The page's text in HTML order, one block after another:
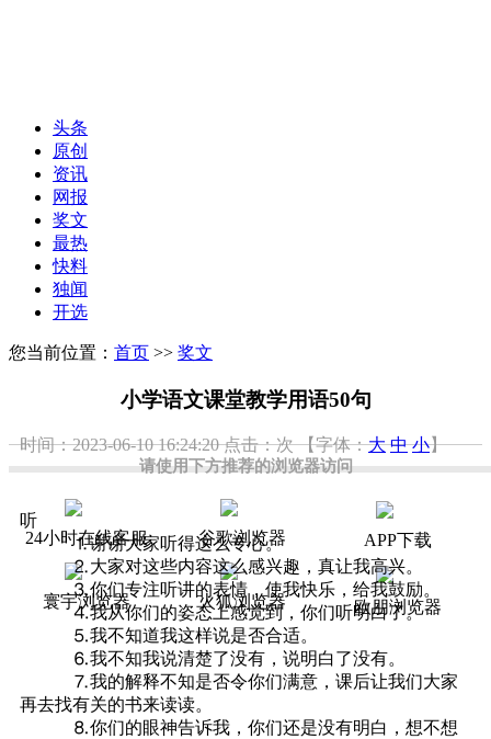
请使用下方推荐的浏览器访问
24小时在线客服 谷歌浏览器 APP下载
寰宇浏览器 火狐浏览器 欧朋浏览器
头条
原创
资讯
网报
奖文
最热
快料
独闻
开选
您当前位置： 首页 >> 奖文
小学语文课堂教学用语50句
时间：2023-06-10 16:24:20点击：次 【字体：大 中 小】
听
⒈谢谢大家听得这么专心。
⒉大家对这些内容这么感兴趣，真让我高兴。
⒊你们专注听讲的表情，使我快乐，给我鼓励。
⒋我从你们的姿态上感觉到，你们听明白了。
⒌我不知道我这样说是否合适。
⒍我不知我说清楚了没有，说明白了没有。
⒎我的解释不知是否令你们满意，课后让我们大家
再去找有关的书来读读。
⒏你们的眼神告诉我，你们还是没有明白，想不想